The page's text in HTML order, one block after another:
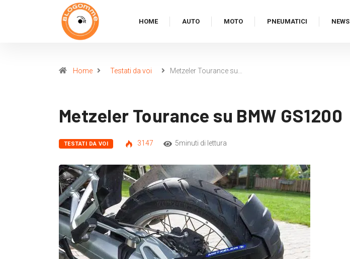
HOME AUTO MOTO PNEUMATICI NEWS
Home Testati da voi Metzeler Tourance su…
Metzeler Tourance su BMW GS1200
TESTATI DA VOI 3147 5minuti di lettura